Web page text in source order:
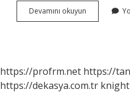
Devamını okuyun Hristiyanlık
Ayinleri
https://profrm.net https://
https://dekasya.com.tr